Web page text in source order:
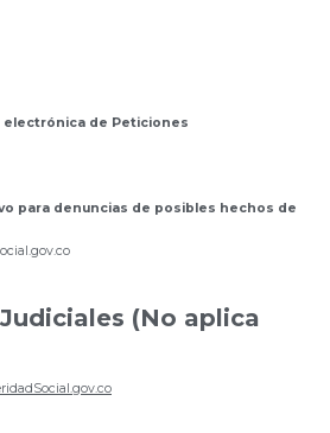
electrónica de Peticiones
para denuncias de posibles hechos de
(No aplica